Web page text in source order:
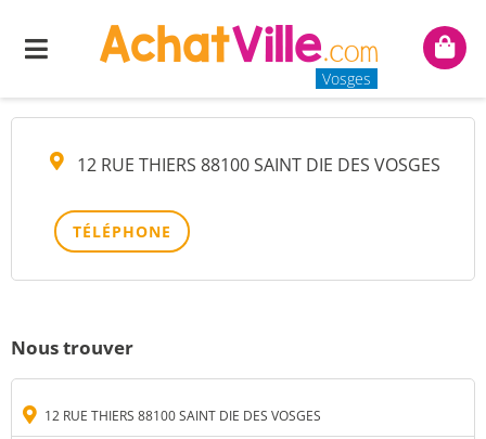
Menu
Vosges
Mon
SARL L'OR ET LA MANIERE
12 RUE THIERS 88100 SAINT DIE DES VOSGES
TÉLÉPHONE
Nous trouver
12 RUE THIERS 88100 SAINT DIE DES VOSGES